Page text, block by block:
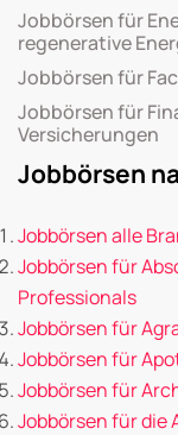
Jobbörsen für
regenerative
Jobbörsen für
Jobbörsen für
Versicherungen
Jobbörsen
Jobbörsen alle
Jobbörsen für
Professionals
Jobbörsen für
Jobbörsen für
Jobbörsen für
Jobbörsen für die